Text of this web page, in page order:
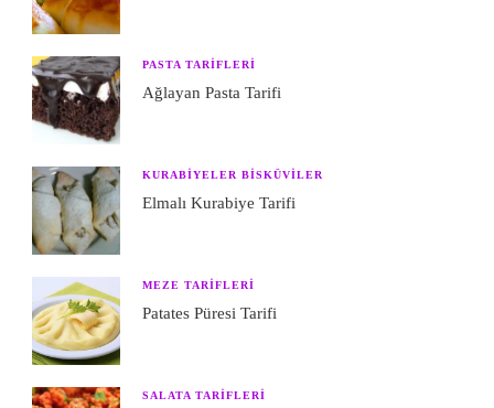
PASTA TARIFLERI
Ağlayan Pasta Tarifi
KURABIYELER BISKÜVILER
Elmalı Kurabiye Tarifi
MEZE TARIFLERI
Patates Püresi Tarifi
SALATA TARIFLERI